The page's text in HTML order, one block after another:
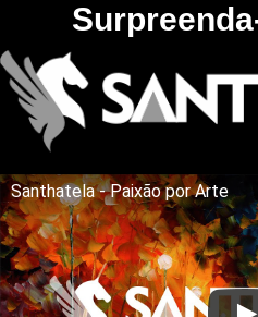
Santhatela - Paixão por Arte